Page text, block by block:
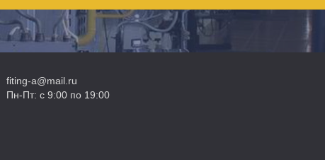
fiting-a@mail.ru
Пн-Пт: с 9:00 по 19:00